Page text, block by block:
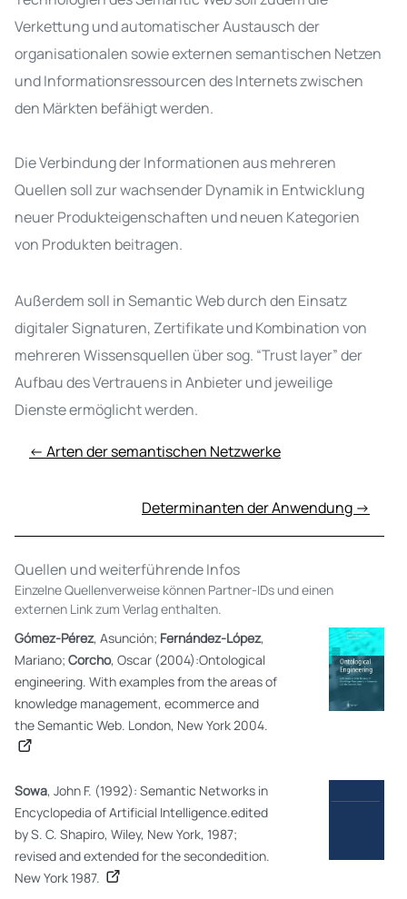
Verkettung und automatischer Austausch der
organisationalen sowie externen semantischen Netzen
und Informationsressourcen des Internets zwischen
den Märkten befähigt werden.
Die Verbindung der Informationen aus mehreren
Quellen soll zur wachsender Dynamik in Entwicklung
neuer Produkteigenschaften und neuen Kategorien
von Produkten beitragen.
Außerdem soll in Semantic Web durch den Einsatz
digitaler Signaturen, Zertifikate und Kombination von
mehreren Wissensquellen über sog. “Trust layer” der
Aufbau des Vertrauens in Anbieter und jeweilige
Dienste ermöglichtwerden.
← Arten der semantischen Netzwerke
Determinanten der Anwendung →
Quellen und weiterführende Infos
Einzelne Quellenverweise können Partner-IDs und einen
externen Link zum Verlag enthalten.
Gómez-Pérez, Asunción; Fernández-López,
Mariano; Corcho, Oscar (2004):Ontological
engineering. With examples from the areas of
knowledge management, ecommerce and
the Semantic Web. London, New York 2004.
Sowa, John F. (1992): Semantic Networks in
Encyclopedia of Artificial Intelligence.edited
by S. C. Shapiro, Wiley, New York, 1987;
revised and extended for the secondedition.
New York 1987.